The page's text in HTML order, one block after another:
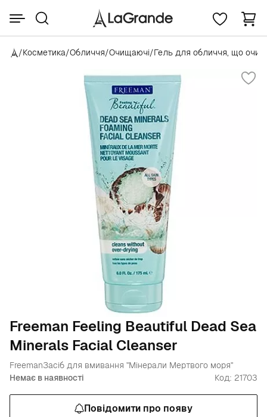
/Косметика/Обличчя/Очищаючі/Гель для обличчя, що
Freeman Feeling Beautiful Dead Sea
Minerals Facial Cleanser
FreemanЗасіб для вмивання "Мінерали Мертвого моря"
Немає в наявності
Код: 21703
Повідомити про появу